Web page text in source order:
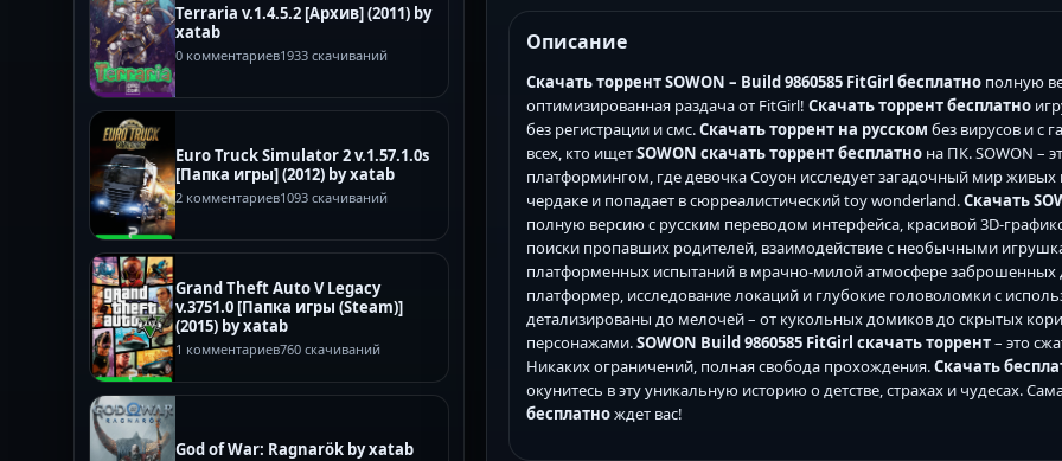
Terraria v.1.4.5.2 [Архив] (2011) by
xatab
0 комментариев1933 скачиваний
Euro Truck Simulator 2 v.1.57.1.0s
[Папка игры] (2012) by xatab
2 комментариев1093 скачиваний
Grand Theft Auto V Legacy
v.3751.0 [Папка игры (Steam)]
(2015) by xatab
1 комментариев760 скачиваний
God of War: Ragnarök by xatab
Описание
Скачать торрент SOWON – Build 9860585 FitGirl бесплатно полную
оптимизированная раздача от FitGirl! Скачать торрент бесплатно
без регистрации и смс.Скачать торрент на русском без вирусов и с
всех, кто ищетSOWON скачать торрент бесплатно на ПК. SOWON –
платформингом, где девочка Соуон исследует загадочный мир
чердаке и попадает в сюрреалистический toy wonderland.Скачать
полную версию с русским переводом интерфейса, красивой 3D-
поиски пропавших родителей, взаимодействие с необычными
платформенных испытаний в мрачно-милой атмосфере заброшенных
платформер, исследование локаций и глубокие головоломки с
детализированы до мелочей – от кукольных домиков до скрытых
персонажами.SOWON Build 9860585 FitGirl скачать торрент– это
Никаких ограничений, полная свобода прохождения.Скачать
окунитесь в эту уникальную историю о детстве, страхах и чудесах.
бесплатнождет вас!